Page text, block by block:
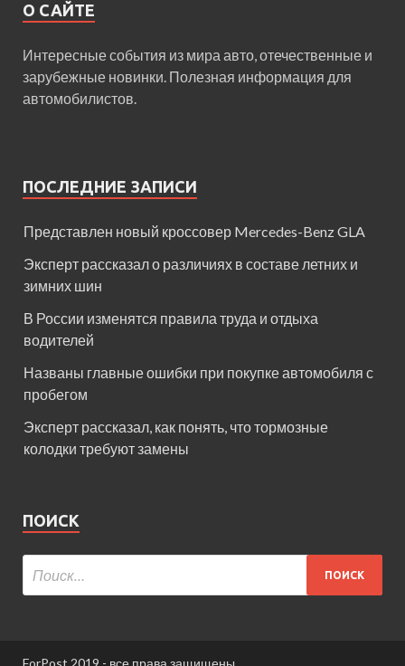
О САЙТЕ
Интересные события из мира авто, отечественные и
зарубежные новинки. Полезная информация для
автомобилистов.
ПОСЛЕДНИЕ ЗАПИСИ
Представлен новый кроссовер Mercedes-Benz GLA
Эксперт рассказал о различиях в составе летних и
зимних шин
В России изменятся правила труда и отдыха
водителей
Названы главные ошибки при покупке автомобиля с
пробегом
Эксперт рассказал, как понять, что тормозные
колодки требуют замены
ПОИСК